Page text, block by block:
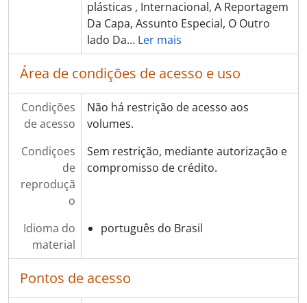
plásticas , Internacional, A Reportagem
Da Capa, Assunto Especial, O Outro
lado Da… Ler mais
Área de condições de acesso e uso
Condições
de acesso
Não há restrição de acesso aos
volumes.
Condiçoes
de
reproduçã
o
Sem restrição, mediante autorização e
compromisso de crédito.
Idioma do
material
português do Brasil
Pontos de acesso